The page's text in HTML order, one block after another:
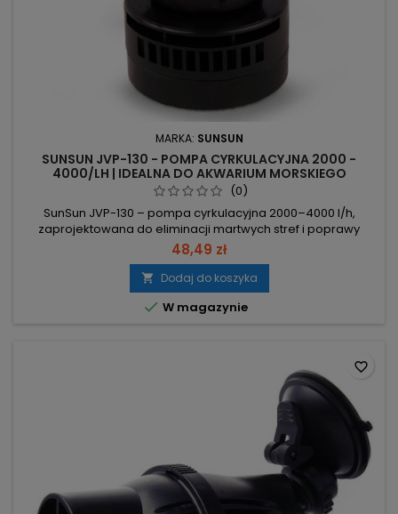
MARKA: SUNSUN
SUNSUN JVP-130 - POMPA CYRKULACYJNA 2000 -
4000/LH | IDEALNA DO AKWARIUM MORSKIEGO
(0)
SunSun JVP-130 – pompa cyrkulacyjna 2000–4000 l/h,
zaprojektowana do eliminacji martwych stref i poprawy
cyrkulacji w akwarium. Wydajność 2000–4000 l/h –
równomierna cyrkulacja i lepsza filtracja całego zbiornika.
Moc 6W – niskie zużycie energii i cicha praca (gumki tłumią
drgania). Wymiary 6,6×6,1×11,4 cm; kabel 1,4 m – kompaktowy
montaż, stabilny...
48,49 zł
 Dodaj do koszyka
 W magazynie
favorite_border